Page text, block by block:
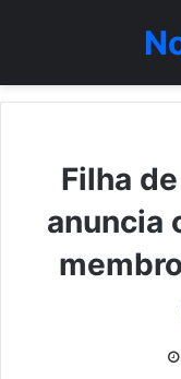
Filha
anuncia